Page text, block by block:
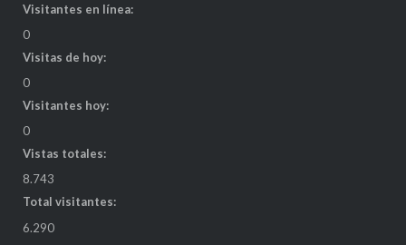
Visitantes en línea:
0
Visitas de hoy:
0
Visitantes hoy:
0
Vistas totales:
8.743
Total visitantes:
6.290